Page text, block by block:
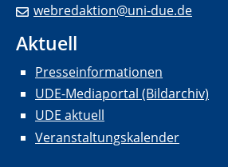
webredaktion@uni-due.de
Aktuell
Presseinformationen
UDE-Mediaportal (Bildarchiv)
UDE aktuell
Veranstaltungskalender